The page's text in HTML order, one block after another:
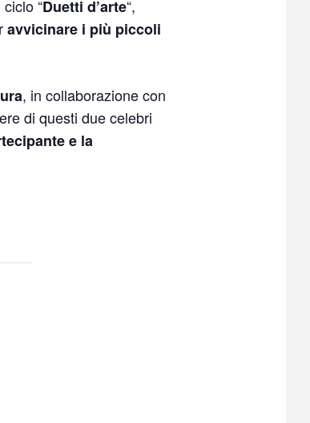
“Duetti d’arte“,
avvicinare i più piccoli
, in collaborazione con
di questi due celebri
e la